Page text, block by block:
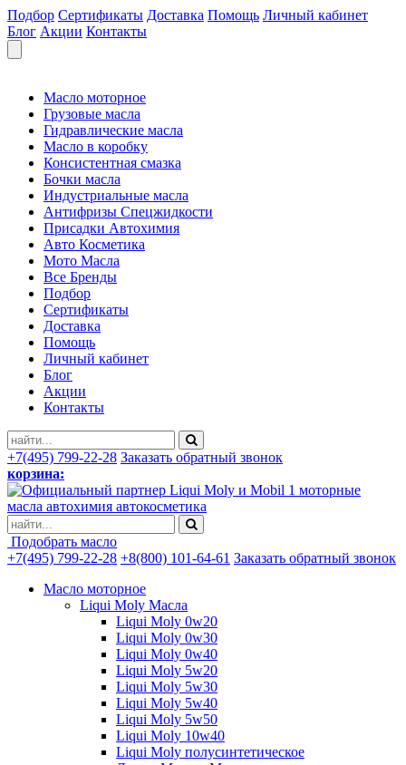
Подбор Сертификаты Доставка Помощь Личный кабинет
Блог Акции Контакты
Масло моторное
Грузовые масла
Гидравлические масла
Масло в коробку
Консистентная смазка
Бочки масла
Индустриальные масла
Антифризы Спецжидкости
Присадки Автохимия
Авто Косметика
Мото Масла
Все Бренды
Подбор
Сертификаты
Доставка
Помощь
Личный кабинет
Блог
Акции
Контакты
+7(495) 799-22-28 Заказать обратный звонок
корзина:
моторные
масла автохимия автокосметика
Подобрать масло
+7(495) 799-22-28 +8(800) 101-64-61 Заказать обратный звонок
Масло моторное
Liqui Moly Масла
Liqui Moly 0w20
Liqui Moly 0w30
Liqui Moly 0w40
Liqui Moly 5w20
Liqui Moly 5w30
Liqui Moly 5w40
Liqui Moly 5w50
Liqui Moly 10w40
Liqui Moly полусинтетическое